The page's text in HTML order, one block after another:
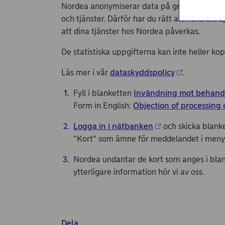
Nordea anonymiserar data på grundval av
och tjänster. Därför har du rätt att neka att
att dina tjänster hos Nordea påverkas.
De statistiska uppgifterna kan inte heller
Läs mer i vår dataskyddspolicy .
Fyll i blanketten Invändning mot
Form in English: Objection of processing
Logga in i nätbanken
och skicka
”Kort” som ämne för meddelandet i
Nordea undantar de kort som anges i
ytterligare information hör vi av oss.